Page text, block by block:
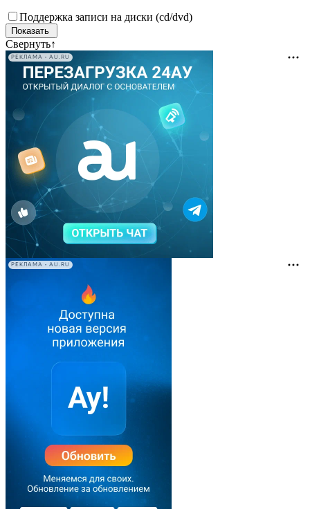
Поддержка записи на диски (cd/dvd)
Свернуть↑
РЕКЛАМА • AU.RU
РЕКЛАМА • AU.RU